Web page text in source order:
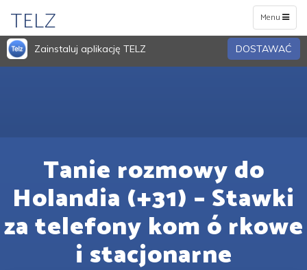
Toggle
navigation
Menu
TELZ
Zainstaluj aplikację TELZ DOSTAWAĆ
Tanie rozmowy do
Holandia (+31) – Stawki
za telefony kom ó rkowe
i stacjonarne